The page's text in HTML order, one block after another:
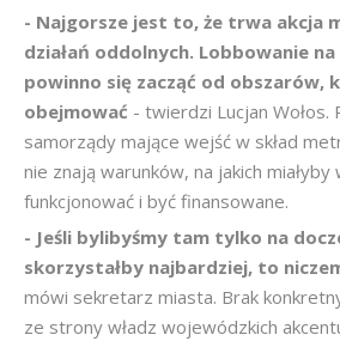
- Najgorsze jest to, że trwa akcja
działań oddolnych. Lobbowanie
powinno się zacząć od obszarów,
obejmować - twierdzi Lucjan Wołos.
samorządy mające wejść w skład
nie znają warunków, na jakich miałyby
funkcjonować i być finansowane.
- Jeśli bylibyśmy tam tylko na
skorzystałby najbardziej, to
mówi sekretarz miasta. Brak
ze strony władz wojewódzkich